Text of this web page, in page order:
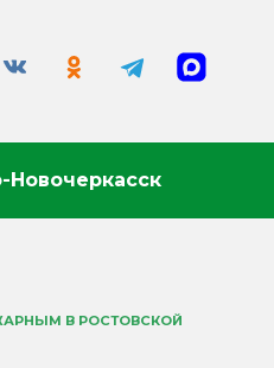
Новочеркасск
В РОСТОВСКОЙ